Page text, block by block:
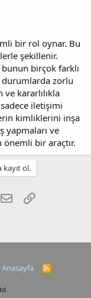
bir rol oynar. Bu
şekillenir.
birçok farklı
durumlarda zorlu
kararlılıkla
iletişimi
kimliklerini inşa
yapmaları ve
bir araçtır.
ol.
E-postaLink
Anasayfa
R